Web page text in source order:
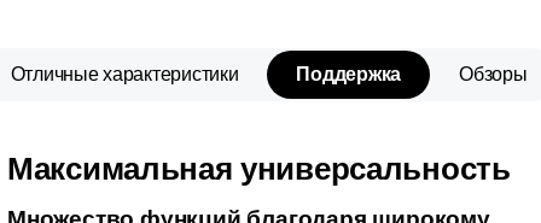
Отличные характеристики Поддержка Обзоры
Максимальная универсальность